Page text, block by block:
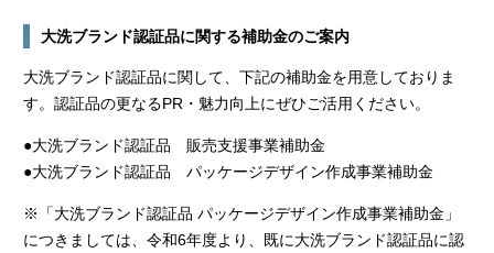
大洗ブランド認証品に関する補助金のご案内
大洗ブランド認証品に関して、下記の補助金を用意しておりま
す。認証品の更なるPR・魅力向上にぜひご活用ください。
●大洗ブランド認証品 販売支援事業補助金
●大洗ブランド認証品 パッケージデザイン作成事業補助金
※「大洗ブランド認証品 パッケージデザイン作成事業補助金」
につきましては、令和6年度より、既に大洗ブランド認証品に認